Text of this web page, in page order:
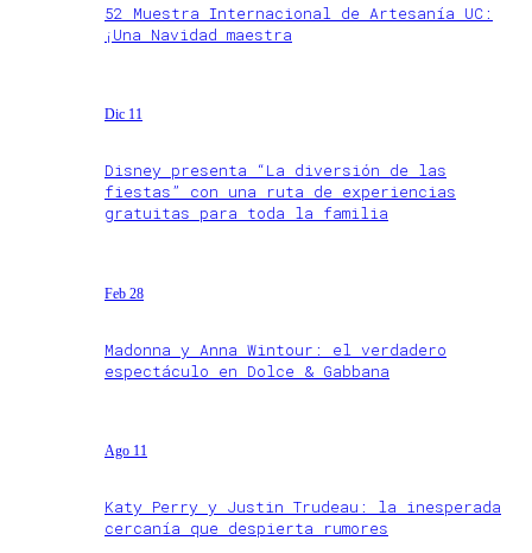
52 Muestra Internacional de Artesanía UC:
¡Una Navidad maestra
Dic 11
Disney presenta “La diversión de las
fiestas” con una ruta de experiencias
gratuitas para toda la familia
Feb 28
Madonna y Anna Wintour: el verdadero
espectáculo en Dolce & Gabbana
Ago 11
Katy Perry y Justin Trudeau: la inesperada
cercanía que despierta rumores